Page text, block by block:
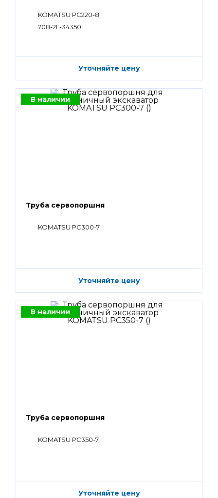
KOMATSU PC220-8
708-2L-34350
Уточняйте цену
В наличии
Труба сервопоршня
KOMATSU PC300-7
Уточняйте цену
В наличии
Труба сервопоршня
KOMATSU PC350-7
Уточняйте цену